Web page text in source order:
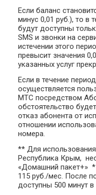
Если баланс
минус 0,01 руб.), то в
будут доступны
SMS и звонки на
истечении этого
превысит значения
указанных услуг
Если в течение
осуществляется
МТС посредством
обстоятельство
отказ абонента от
отношении
номера.
** Для
Республика Крым,
«Домашний пакет+»
115 руб./мес. После
доступны 500 минут в